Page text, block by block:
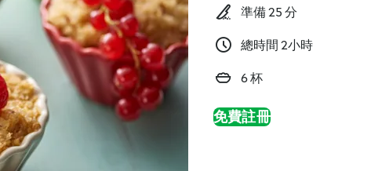
準備 25 分
總時間 2小時
6 杯
免費註冊